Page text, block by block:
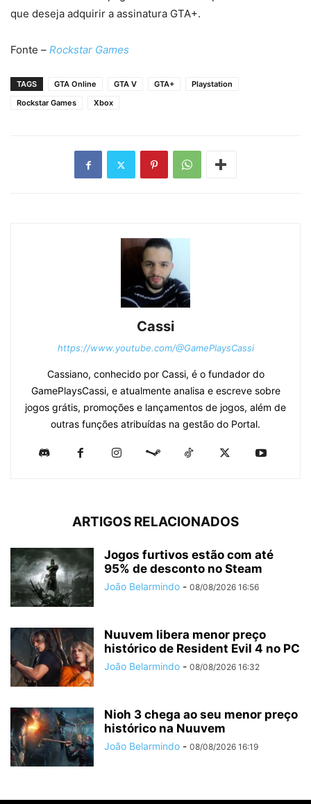
que deseja adquirir a assinatura GTA+.
Fonte – Rockstar Games
TAGS GTA Online GTA V GTA+
Playstation
Rockstar Games
Xbox
Cassi
https://www.youtube.com/@GamePlaysCassi
Cassiano, conhecido por Cassi, é o fundador do
GamePlaysCassi, e atualmente analisa e escreve sobre
jogos grátis, promoções e lançamentos de jogos, além de
outras funções atribuídas na gestão do Portal.
ARTIGOS RELACIONADOS
Jogos furtivos estão com até
95% de desconto no Steam
João Belarmindo - 08/08/2026 16:56
Nuuvem libera menor preço
histórico de Resident Evil 4 no PC
João Belarmindo - 08/08/2026 16:32
Nioh 3 chega ao seu menor preço
histórico na Nuuvem
João Belarmindo - 08/08/2026 16:19